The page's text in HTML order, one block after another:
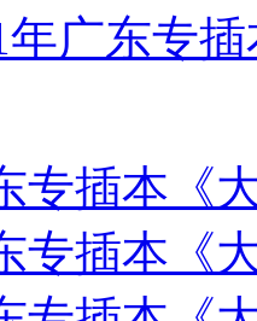
年广东专
专插本《
专插本《